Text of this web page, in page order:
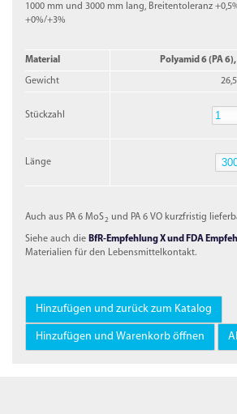
1000 mm und 3000 mm lang, Breitentoleranz
+0%/+3%
Material Polyamid 6 (PA
Gewicht
Stückzahl
Länge
Auch aus PA 6 MoS2 und PA 6 VO kurzfristig
Siehe auch dieBfR-Empfehlung X und FDA
Materialien für den Lebensmittelkontakt.